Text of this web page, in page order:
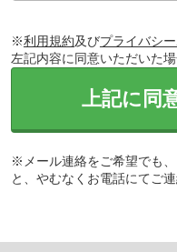
※利用規約及びプライバシ
左記内容に同意いただいた
上記に同
※メール連絡をご希望でも
と、やむなくお電話にてご